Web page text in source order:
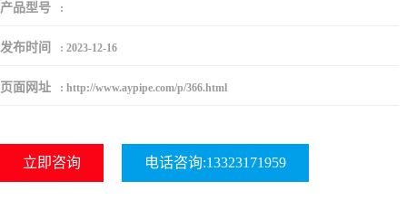
产品型号 :
发布时间 : 2023-12-16
页面网址 : http://www.aypipe.com/p/366.html
立即咨询 电话咨询:13323171959